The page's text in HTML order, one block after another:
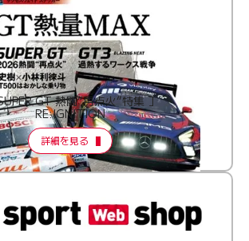
GT 熱闘“再点火”特集 ］
RE:IGNITION
詳細を見る